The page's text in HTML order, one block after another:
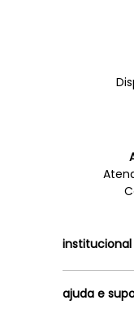
institucional
Lojas
ajuda e